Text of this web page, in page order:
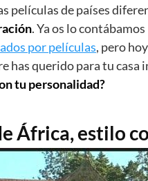
películas de países
. Ya os lo
por películas, pero
has querido para tu casa
tu personalidad?
África, estilo